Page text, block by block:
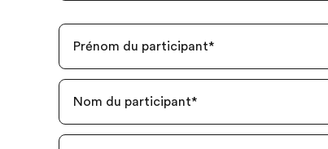
Prénom du participant*
Nom du participant*